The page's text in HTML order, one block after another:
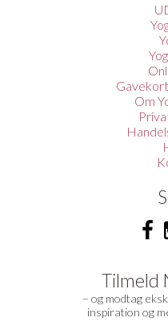
Om
Tilmeld
– og modtag
inspiration og